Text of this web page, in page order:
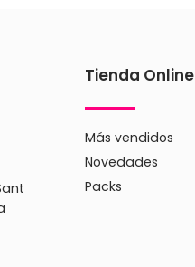
Tienda Online
Más vendidos
Novedades
Packs